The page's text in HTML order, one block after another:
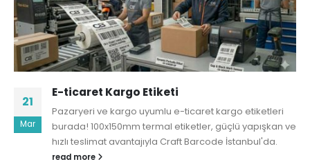
21
Mar
E-ticaret Kargo Etiketi
Pazaryeri ve kargo uyumlu e-ticaret kargo etiketleri
burada! 100x150mm termal etiketler, güçlü yapışkan ve
hızlı teslimat avantajıyla Craft Barcode İstanbul'da.
read more